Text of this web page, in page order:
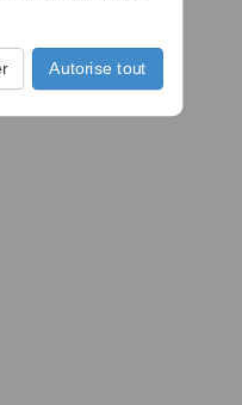
Autorise tout